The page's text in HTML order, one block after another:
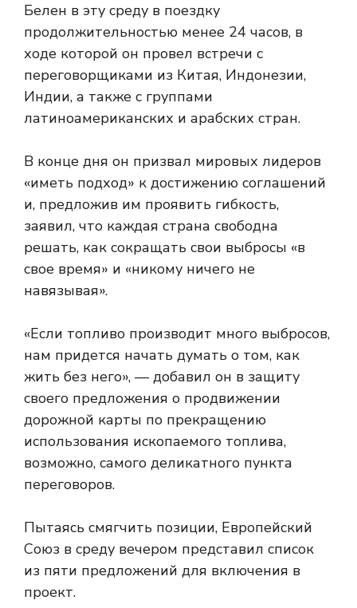
Белен в эту среду в поездку
продолжительностью менее 24 часов, в
ходе которой он провел встречи с
переговорщиками из Китая, Индонезии,
Индии, а также с группами
латиноамериканских и арабских стран.
В конце дня он призвал мировых лидеров
«иметь подход» к достижению соглашений
и, предложив им проявить гибкость,
заявил, что каждая страна свободна
решать, как сокращать свои выбросы «в
свое время» и «никому ничего не
навязывая».
«Если топливо производит много выбросов,
нам придется начать думать о том, как
жить без него», — добавил он в защиту
своего предложения о продвижении
дорожной карты по прекращению
использования ископаемого топлива,
возможно, самого деликатного пункта
переговоров.
Пытаясь смягчить позиции, Европейский
Союз в среду вечером представил список
из пяти предложений для включения в
проект.